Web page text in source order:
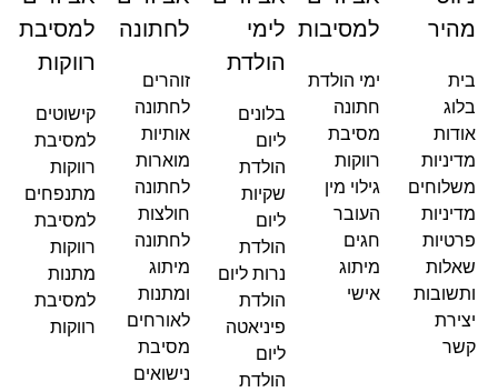
מהיר
בית
בלוג
אודות
מדיניות
משלוחים
מדיניות
פרטיות
שאלות
ותשובות
יצירת
קשר
למסיבות
ימי הולדת
חתונה
מסיבת
רווקות
גילוי מין
העובר
חגים
מיתוג
אישי
לימי
הולדת
בלונים
ליום
הולדת
שקיות
ליום
הולדת
נרות ליום
הולדת
פיניאטה
ליום
הולדת
לחתונה
זוהרים
לחתונה
אותיות
מוארות
לחתונה
חולצות
לחתונה
מיתוג
ומתנות
לאורחים
מסיבת
נישואים
למסיבת
רווקות
קישוטים
למסיבת
רווקות
מתנפחים
למסיבת
רווקות
מתנות
למסיבת
רווקות